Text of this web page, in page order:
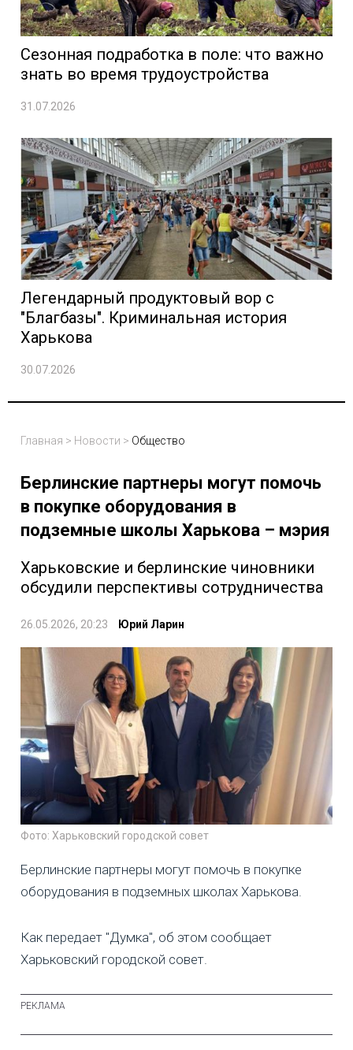
Сезонная подработка в поле: что важно
знать во время трудоустройства
31.07.2026
Легендарный продуктовый вор с
"Благбазы". Криминальная история
Харькова
30.07.2026
Главная > Новости > Общество
Берлинские партнеры могут помочь
в покупке оборудования в
подземные школы Харькова – мэрия
Харьковские и берлинские чиновники
обсудили перспективы сотрудничества
26.05.2026, 20:23 Юрий Ларин
Фото: Харьковский городской совет
Берлинские партнеры могут помочь в покупке
оборудования в подземных школах Харькова.
Как передает "Думка", об этом сообщает
Харьковский городской совет.